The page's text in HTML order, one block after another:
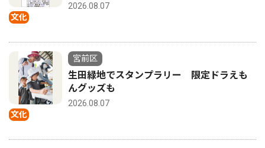
文化
2026.08.07
文化
宮前区
生田緑地でスタンプラリー 限定ドラえも
んグッズも
2026.08.07